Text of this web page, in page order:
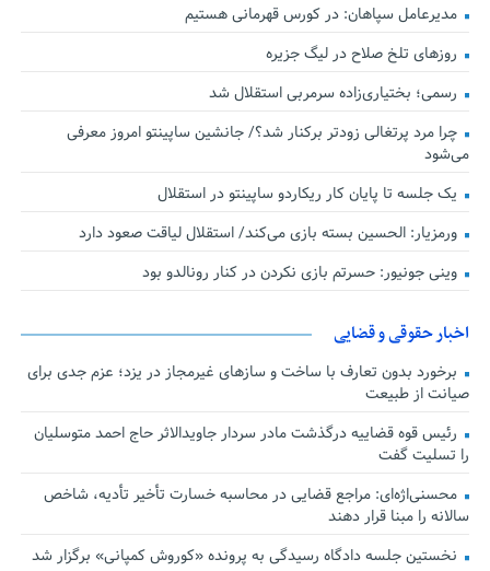
مدیرعامل سپاهان: در کورس قهرمانی هستیم
روزهای تلخ صلاح در لیگ جزیره
رسمی؛ بختیاری‌زاده سرمربی استقلال شد
چرا مرد پرتغالی زودتر برکنار شد؟/ جانشین ساپینتو امروز معرفی
می‌شود
یک جلسه تا پایان کار ریکاردو ساپینتو در استقلال
ورمزیار: الحسین بسته بازی می‌کند/ استقلال لیاقت صعود دارد
وینی جونیور: حسرتم بازی نکردن در کنار رونالدو بود
اخبار حقوقی و قضایی
برخورد بدون تعارف با ساخت‌ و سازهای غیرمجاز در یزد؛ عزم جدی برای
صیانت از طبیعت
رئیس قوه قضاییه درگذشت مادر سردار جاویدالاثر حاج احمد متوسلیان
را تسلیت گفت
محسنی‌اژه‌ای: مراجع قضایی در محاسبه خسارت تأخیر تأدیه، شاخص
سالانه را مبنا قرار دهند
نخستین جلسه دادگاه رسیدگی به پرونده «کوروش کمپانی» برگزار شد